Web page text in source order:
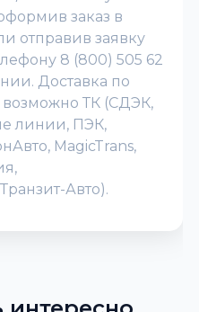
заказ в
отправив заявку
8 (800) 505 62
Доставка по
ТК (СДЭК,
линии, ПЭК,
MagicTrans,
Авто).